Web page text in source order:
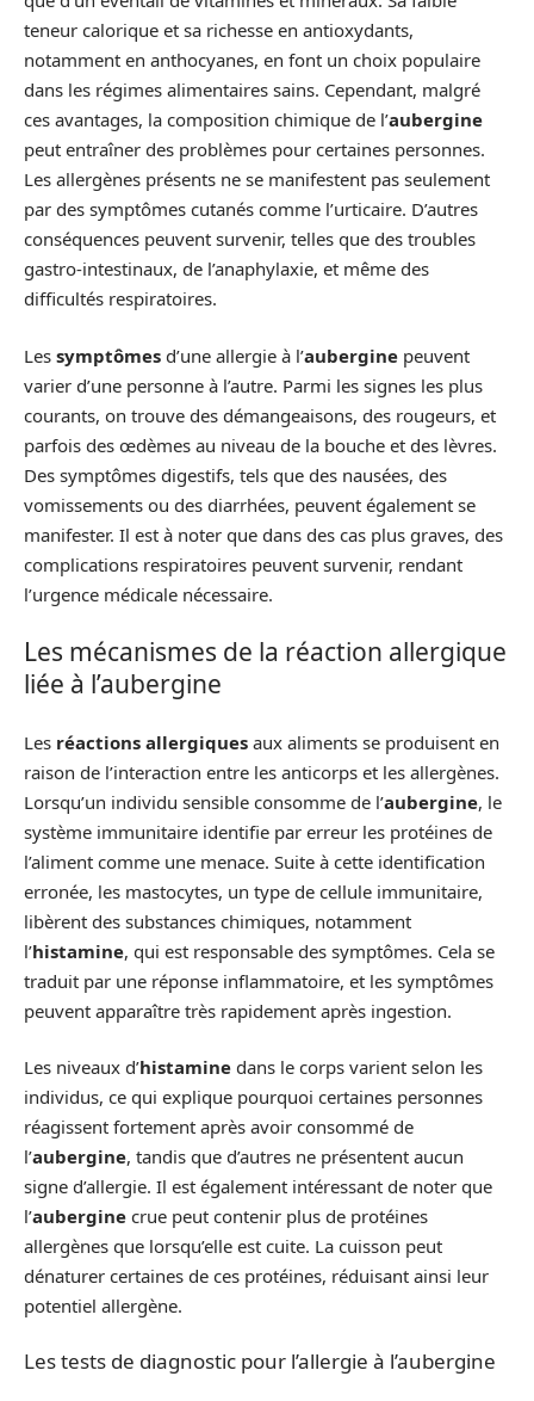
teneur calorique et sa richesse en antioxydants,
notamment en anthocyanes, en font un choix populaire
dans les régimes alimentaires sains. Cependant, malgré
ces avantages, la composition chimique de l’aubergine
peut entraîner des problèmes pour certaines personnes.
Les allergènes présents ne se manifestent pas seulement
par des symptômes cutanés comme l’urticaire. D’autres
conséquences peuvent survenir, telles que des troubles
gastro-intestinaux, de l’anaphylaxie, et même des
difficultés respiratoires.
Les symptômes d’une allergie à l’aubergine peuvent
varier d’une personne à l’autre. Parmi les signes les plus
courants, on trouve des démangeaisons, des rougeurs, et
parfois des œdèmes au niveau de la bouche et des lèvres.
Des symptômes digestifs, tels que des nausées, des
vomissements ou des diarrhées, peuvent également se
manifester. Il est à noter que dans des cas plus graves, des
complications respiratoires peuvent survenir, rendant
l’urgence médicale nécessaire.
Les mécanismes de la réaction allergique
liée à l’aubergine
Les réactions allergiques aux aliments se produisent en
raison de l’interaction entre les anticorps et les allergènes.
Lorsqu’un individu sensible consomme de l’aubergine, le
système immunitaire identifie par erreur les protéines de
l’aliment comme une menace. Suite à cette identification
erronée, les mastocytes, un type de cellule immunitaire,
libèrent des substances chimiques, notamment
l’histamine, qui est responsable des symptômes. Cela se
traduit par une réponse inflammatoire, et les symptômes
peuvent apparaître très rapidement après ingestion.
Les niveaux d’histamine dans le corps varient selon les
individus, ce qui explique pourquoi certaines personnes
réagissent fortement après avoir consommé de
l’aubergine, tandis que d’autres ne présentent aucun
signe d’allergie. Il est également intéressant de noter que
l’aubergine crue peut contenir plus de protéines
allergènes que lorsqu’elle est cuite. La cuisson peut
dénaturer certaines de ces protéines, réduisant ainsi leur
potentiel allergène.
Les tests de diagnostic pour l’allergie à l’aubergine